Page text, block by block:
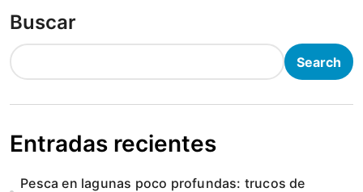
Buscar
Search
Entradas recientes
Pesca en lagunas poco profundas: trucos de